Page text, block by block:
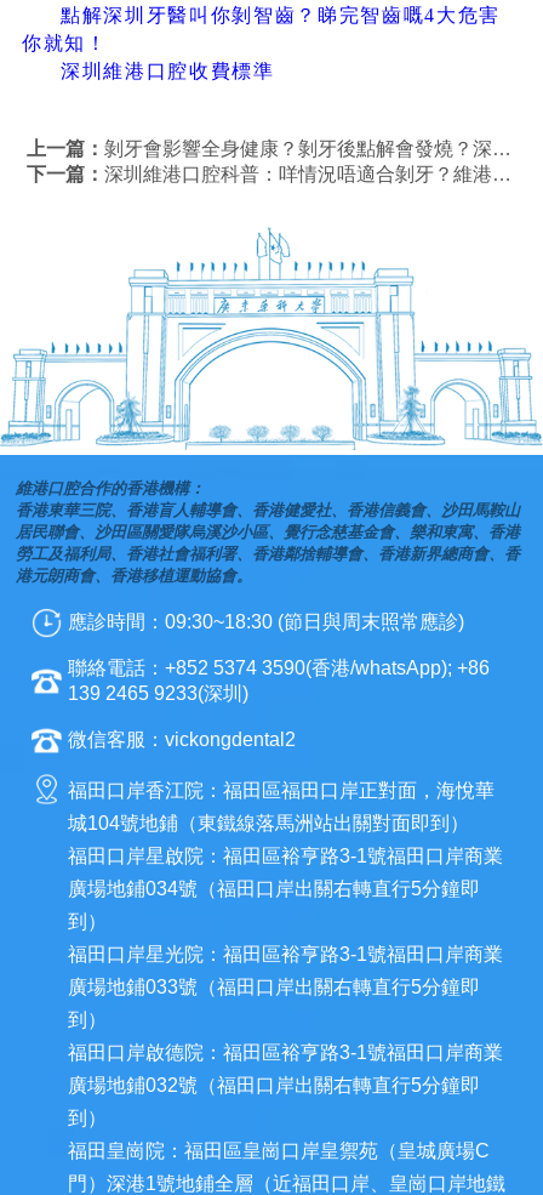
點解深圳牙醫叫你剝智齒？睇完智齒嘅4大危害
你就知！
深圳維港口腔收費標準
上一篇：剝牙會影響全身健康？剝牙後點解會發燒？深圳剝牙幾錢？
下一篇：深圳維港口腔科普：咩情況唔適合剝牙？維港口腔脫牙幾錢？
維港口腔合作的香港機構：
香港東華三院、香港盲人輔導會、香港健愛社、香港信義會、沙田馬鞍山
居民聯會、沙田區關愛隊烏溪沙小區、覺行念慈基金會、樂和東寓、香港
勞工及福利局、香港社會福利署、香港鄰捨輔導會、香港新界總商會、香
港元朗商會、香港移植運動協會。
應診時間：09:30~18:30 (節日與周末照常應診)
聯絡電話：+852 5374 3590(香港/whatsApp); +86
139 2465 9233(深圳)
微信客服：vickongdental2
福田口岸香江院：福田區福田口岸正對面，海悅華
城104號地鋪（東鐵線落馬洲站出關對面即到）
福田口岸星啟院：福田區裕亨路3-1號福田口岸商業
廣場地鋪034號（福田口岸出關右轉直行5分鐘即
到）
福田口岸星光院：福田區裕亨路3-1號福田口岸商業
廣場地鋪033號（福田口岸出關右轉直行5分鐘即
到）
福田口岸啟德院：福田區裕亨路3-1號福田口岸商業
廣場地鋪032號（福田口岸出關右轉直行5分鐘即
到）
福田皇崗院：福田區皇崗口岸皇禦苑（皇城廣場C
門）深港1號地鋪全層（近福田口岸、皇崗口岸地鐵